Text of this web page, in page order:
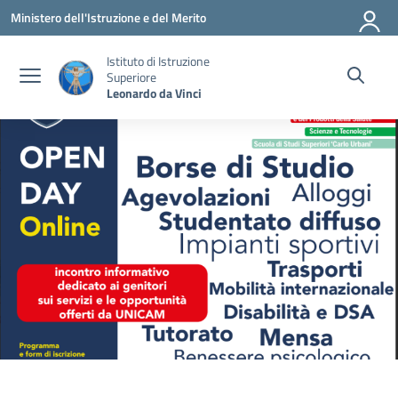
Vai ai contenuti
Vai al menu di navigazione
Vai al footer
Ministero dell'Istruzione e del Merito
Istituto di Istruzione
Superiore
Leonardo da Vinci